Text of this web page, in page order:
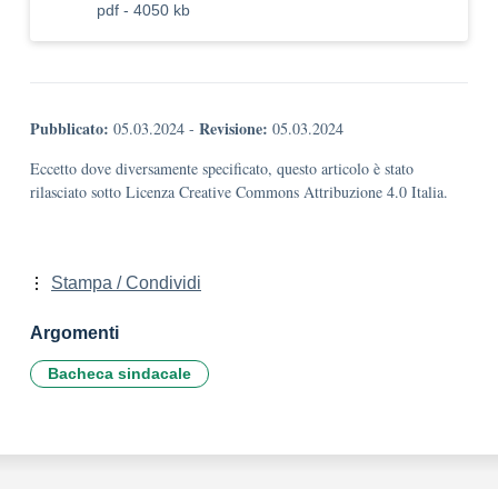
pdf - 4050 kb
Pubblicato: 05.03.2024 - Revisione: 05.03.2024
Eccetto dove diversamente specificato, questo articolo è stato
rilasciato sotto Licenza Creative Commons Attribuzione 4.0 Italia.
Stampa / Condividi
Argomenti
Bacheca sindacale